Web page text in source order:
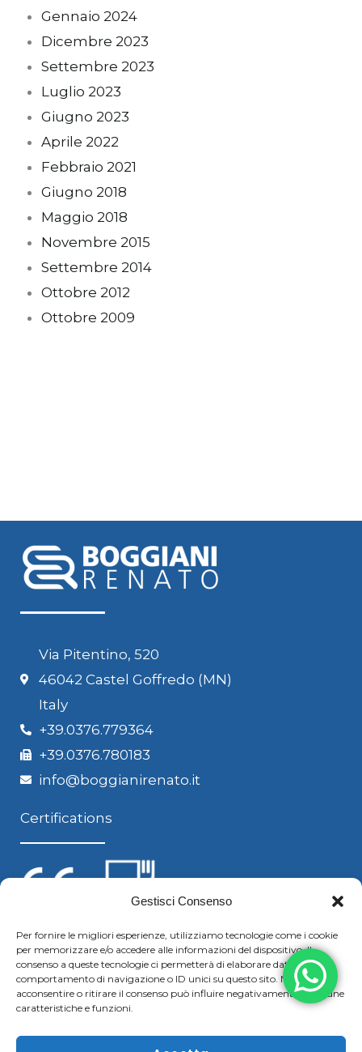
Gestisci Consenso
Per fornire le migliori esperienze, utilizziamo tecnologie come i cookie
per memorizzare e/o accedere alle informazioni del dispositivo. Il
consenso a queste tecnologie ci permetterà di elaborare dati come il
comportamento di navigazione o ID unici su questo sito. Non
acconsentire o ritirare il consenso può influire negativamente su alcune
caratteristiche e funzioni.
Gennaio 2024
Dicembre 2023
Settembre 2023
Luglio 2023
Giugno 2023
Aprile 2022
Febbraio 2021
Giugno 2018
Maggio 2018
Novembre 2015
Settembre 2014
Ottobre 2012
Ottobre 2009
Via Pitentino, 520
46042 Castel Goffredo (MN)
Italy
+39.0376.779364
+39.0376.780183
info@boggianirenato.it
Certifications
Follow us
F
Y
L
S